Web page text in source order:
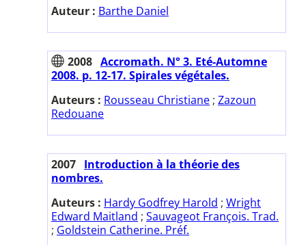
Auteur : Barthe Daniel
2008 Accromath. N° 3. Eté-Automne
2008. p. 12-17. Spirales végétales.
Auteurs : Rousseau Christiane ; Zazoun
Redouane
2007 Introduction à la théorie des
nombres.
Auteurs : Hardy Godfrey Harold ; Wright
Edward Maitland ; Sauvageot François. Trad.
; Goldstein Catherine. Préf.